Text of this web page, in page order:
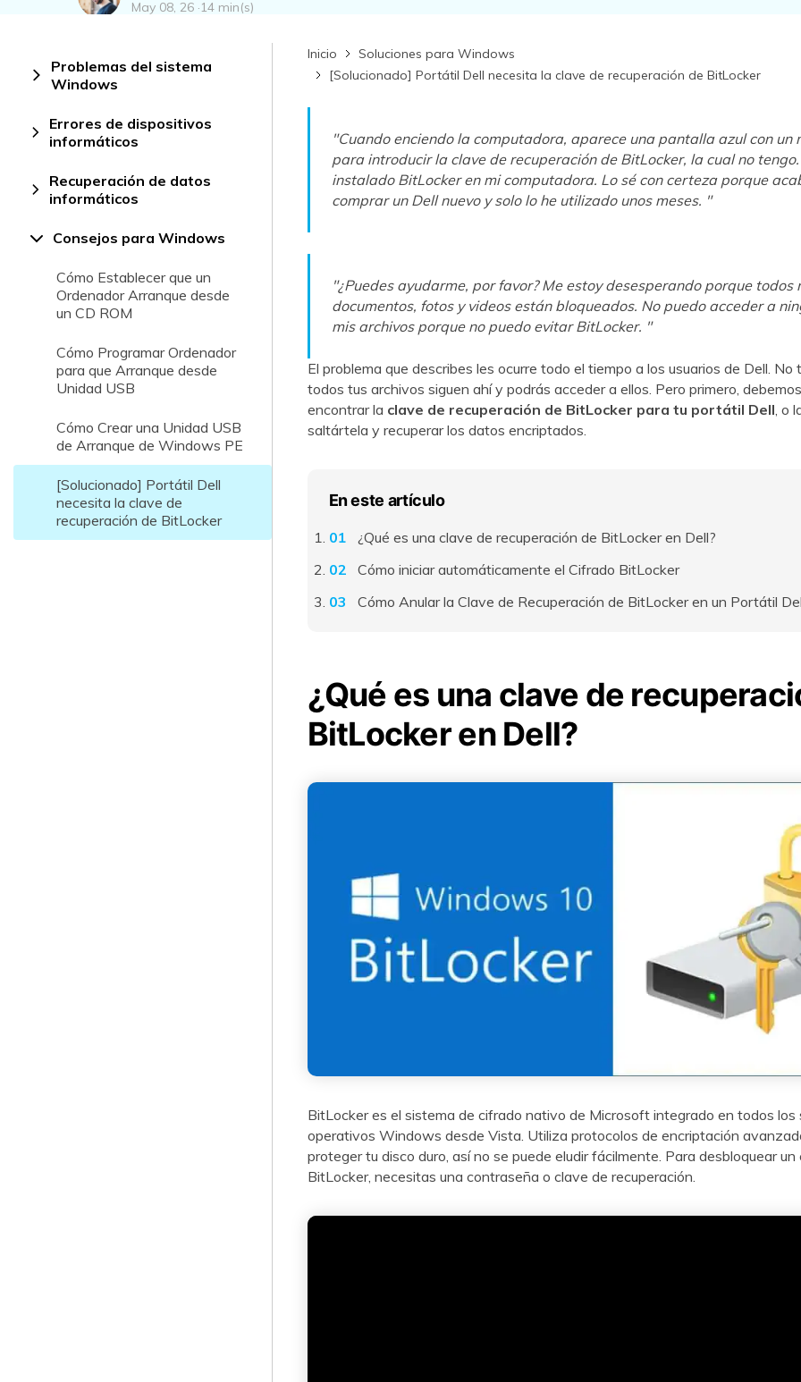
Recuperar Datos de NAS
May 08, 26 ·14 min(s)
Problemas del sistema
Windows
Errores de dispositivos
informáticos
Recuperación de datos
informáticos
Consejos para Windows
Cómo Establecer que un
Ordenador Arranque desde
un CD ROM
Cómo Programar Ordenador
para que Arranque desde
Unidad USB
Cómo Crear una Unidad USB
de Arranque de Windows PE
[Solucionado] Portátil Dell
necesita la clave de
recuperación de BitLocker
Inicio
Soluciones para Windows
[Solucionado] Portátil Dell necesita la clave de recuperación de BitLocker
"Cuando enciendo la computadora, aparece una pantalla azul con un
para introducir la clave de recuperación de BitLocker, la cual no
instalado BitLocker en mi computadora. Lo sé con certeza porque
comprar un Dell nuevo y solo lo he utilizado unos meses. "
"¿Puedes ayudarme, por favor? Me estoy desesperando porque todos
documentos, fotos y videos están bloqueados. No puedo acceder a
mis archivos porque no puedo evitar BitLocker. "
El problema que describes les ocurre todo el tiempo a los usuarios de Dell. No
todos tus archivos siguen ahí y podrás acceder a ellos. Pero primero,
encontrar la clave de recuperación de BitLocker para tu portátil Dell, o
saltártela y recuperar los datos encriptados.
En este artículo
¿Qué es una clave de recuperación de BitLocker en Dell?
Cómo iniciar automáticamente el Cifrado BitLocker
Cómo Anular la Clave de Recuperación de BitLocker en un Portátil
¿Qué es una clave de
BitLocker en Dell?
BitLocker es el sistema de cifrado nativo de Microsoft integrado en todos los
operativos Windows desde Vista. Utiliza protocolos de encriptación
proteger tu disco duro, así no se puede eludir fácilmente. Para desbloquear un
BitLocker, necesitas una contraseña o clave de recuperación.